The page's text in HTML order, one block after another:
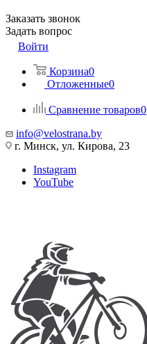
Заказать звонок
Задать вопрос
Войти
Корзина0
Отложенные0
Сравнение товаров0
info@velostrana.by
г. Минск, ул. Кирова, 23
Instagram
YouTube